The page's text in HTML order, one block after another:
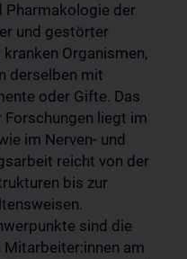
Pharmakologie der
und gestörter
Organismen,
derselben mit
oder Gifte. Das
liegt im
im Nerven- und
reicht von der
bis zur
sind die
am